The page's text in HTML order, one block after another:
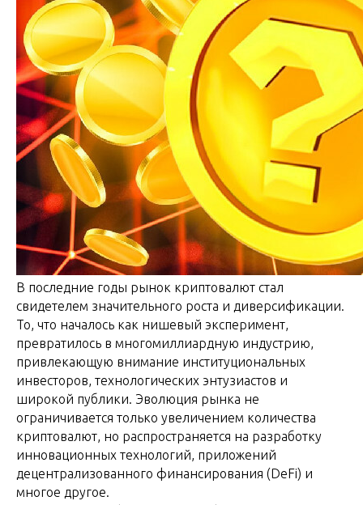
В последние годы рынок криптовалют стал
свидетелем значительного роста и диверсификации.
То, что началось как нишевый эксперимент,
превратилось в многомиллиардную индустрию,
привлекающую внимание институциональных
инвесторов, технологических энтузиастов и
широкой публики. Эволюция рынка не
ограничивается только увеличением количества
криптовалют, но распространяется на разработку
инновационных технологий, приложений
децентрализованного финансирования (DeFi) и
многое другое.